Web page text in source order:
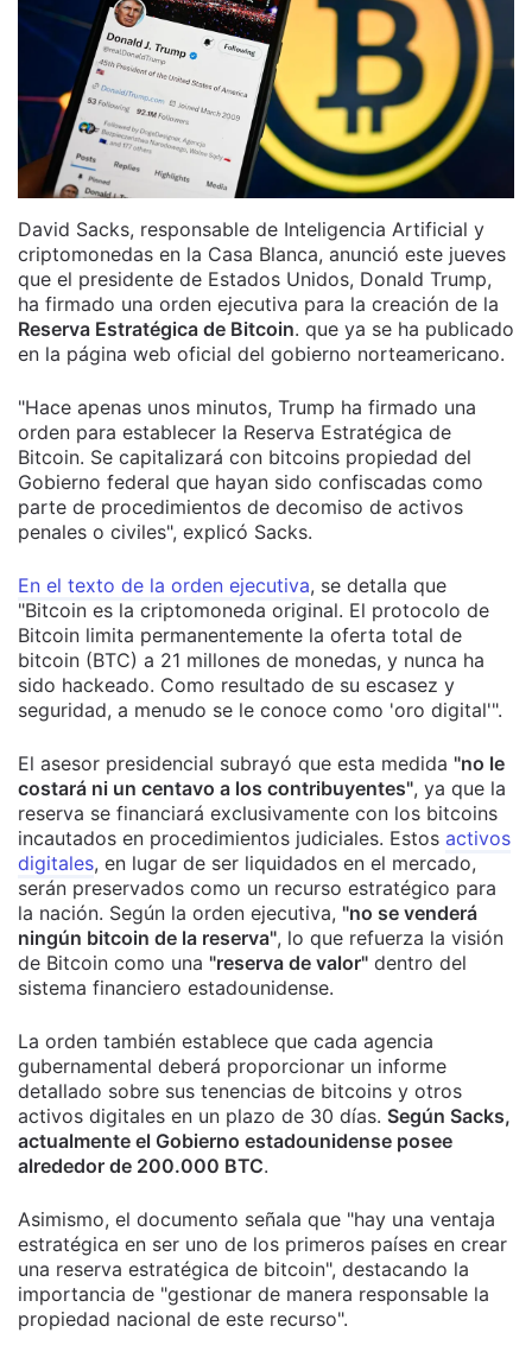
David Sacks, responsable de Inteligencia Artificial y
criptomonedas en la Casa Blanca, anunció este jueves
que el presidente de Estados Unidos, Donald Trump,
ha firmado una orden ejecutiva para la creación de la
Reserva Estratégica de Bitcoin. que ya se ha publicado
en la página web oficial del gobierno norteamericano.
"Hace apenas unos minutos, Trump ha firmado una
orden para establecer la Reserva Estratégica de
Bitcoin. Se capitalizará con bitcoins propiedad del
Gobierno federal que hayan sido confiscadas como
parte de procedimientos de decomiso de activos
penales o civiles", explicó Sacks.
En el texto de la orden ejecutiva, se detalla que
"Bitcoin es la criptomoneda original. El protocolo de
Bitcoin limita permanentemente la oferta total de
bitcoin (BTC) a 21 millones de monedas, y nunca ha
sido hackeado. Como resultado de su escasez y
seguridad, a menudo se le conoce como 'oro digital'".
El asesor presidencial subrayó que esta medida "no le
costará ni un centavo a los contribuyentes", ya que la
reserva se financiará exclusivamente con los bitcoins
incautados en procedimientos judiciales. Estos activos
digitales, en lugar de ser liquidados en el mercado,
serán preservados como un recurso estratégico para
la nación. Según la orden ejecutiva, "no se venderá
ningún bitcoin de la reserva", lo que refuerza la visión
de Bitcoin como una "reserva de valor" dentro del
sistema financiero estadounidense.
La orden también establece que cada agencia
gubernamental deberá proporcionar un informe
detallado sobre sus tenencias de bitcoins y otros
activos digitales en un plazo de 30 días. Según Sacks,
actualmente el Gobierno estadounidense posee
alrededor de 200.000 BTC.
Asimismo, el documento señala que "hay una ventaja
estratégica en ser uno de los primeros países en crear
una reserva estratégica de bitcoin", destacando la
importancia de "gestionar de manera responsable la
propiedad nacional de este recurso".